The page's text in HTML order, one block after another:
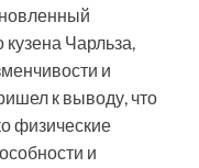
Чарльза,
и
к выводу, что
физические
и